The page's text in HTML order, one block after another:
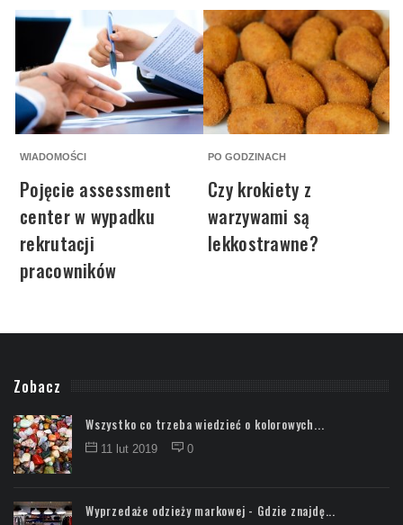
WIADOMOŚCI
Pojęcie assessment
center w wypadku
rekrutacji
pracowników
PO GODZINACH
Czy krokiety z
warzywami są
lekkostrawne?
Zobacz
Wszystko co trzeba wiedzieć o kolorowych...
11 lut 2019 0
Wyprzedaże odzieży markowej - Gdzie znajdę...